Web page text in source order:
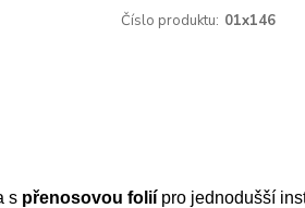
Číslo produktu: 01x146
s přenosovou foliípro jednodušší